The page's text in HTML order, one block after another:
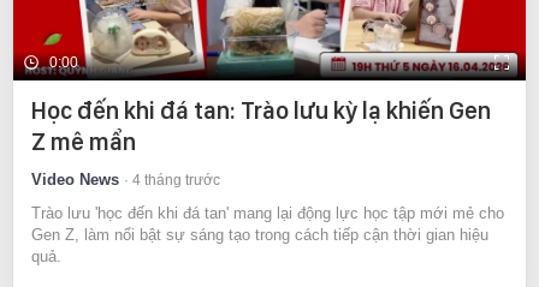
0:00
Học đến khi đá tan: Trào lưu kỳ lạ khiến Gen
Z mê mẩn
Video News 4 tháng trước
Trào lưu 'học đến khi đá tan' mang lại động lực học tập mới mẻ cho
Gen Z, làm nổi bật sự sáng tạo trong cách tiếp cận thời gian hiệu
quả.